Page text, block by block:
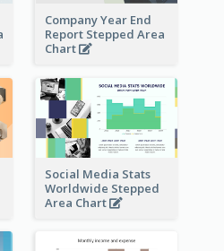
Company Year End
Report Stepped Area
Chart
Social Media Stats
Worldwide Stepped
Area Chart